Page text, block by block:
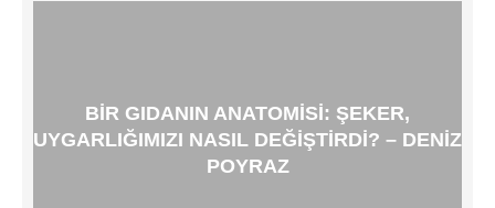
BIR GIDANIN ANATOMISI: ŞEKER,
UYGARLIĞIMIZI NASIL DEĞIŞTIRDI? – DENIZ
POYRAZ